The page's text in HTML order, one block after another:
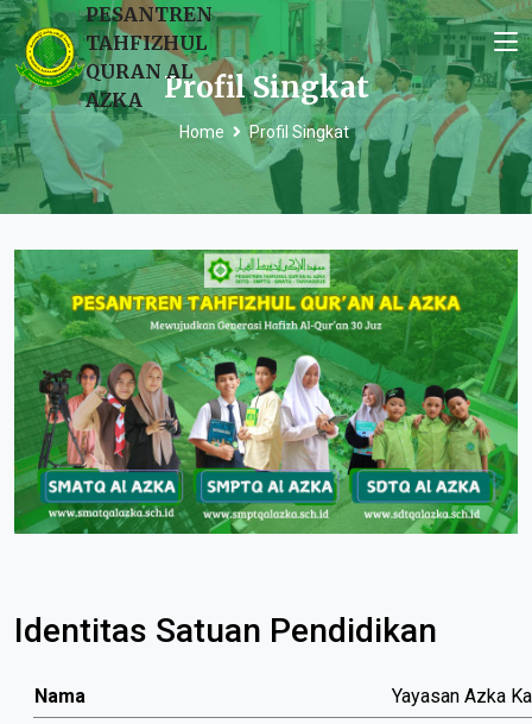
PESANTREN
TAHFIZHUL
QURAN AL
AZKA
Profil Singkat
Home Profil Singkat
Identitas Satuan Pendidikan
Nama
Yayasan Azka